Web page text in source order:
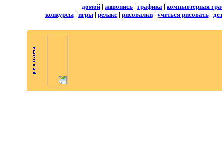
домой | живопись | графика | компьютерная
конкурсы| игры| релакс| рисовалки| учиться рисовать|